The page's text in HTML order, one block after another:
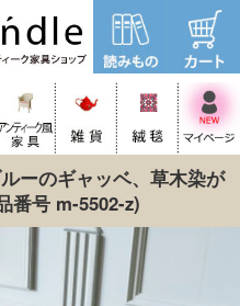
ーのギャッベ、草木染が
番号 m-5502-z)